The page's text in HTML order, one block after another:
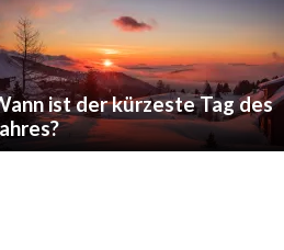
ist der kürzeste Tag des